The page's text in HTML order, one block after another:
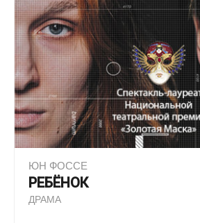
ЮН ФОССЕ
РЕБЁНОК
ДРАМА